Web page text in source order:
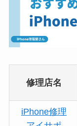
修理店名
iPhone修理